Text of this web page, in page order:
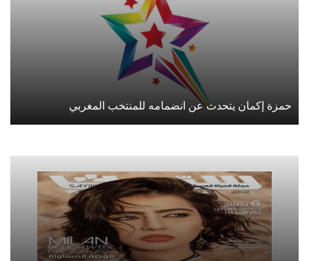
حمزة إكمان يتحدث عن انضمامه للمنتخب المغربي